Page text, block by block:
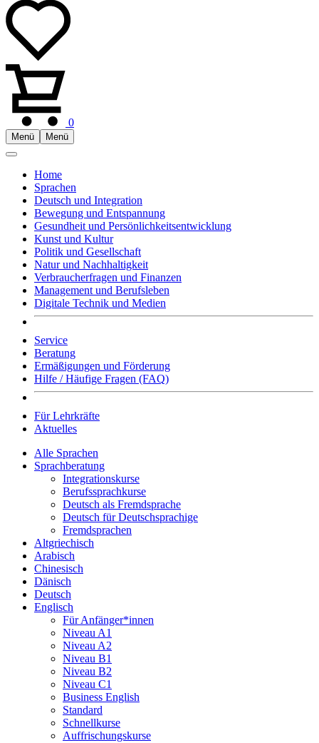
0
Menü Menü
Home
Sprachen
Deutsch und Integration
Bewegung und Entspannung
Gesundheit und Persönlichkeitsentwicklung
Kunst und Kultur
Politik und Gesellschaft
Natur und Nachhaltigkeit
Verbraucherfragen und Finanzen
Management und Berufsleben
Digitale Technik und Medien
Service
Beratung
Ermäßigungen und Förderung
Hilfe / Häufige Fragen (FAQ)
Für Lehrkräfte
Aktuelles
Alle Sprachen
Sprachberatung
Integrationskurse
Berufssprachkurse
Deutsch als Fremdsprache
Deutsch für Deutschsprachige
Fremdsprachen
Altgriechisch
Arabisch
Chinesisch
Dänisch
Deutsch
Englisch
Für Anfänger*innen
Niveau A1
Niveau A2
Niveau B1
Niveau B2
Niveau C1
Business English
Standard
Schnellkurse
Auffrischungskurse